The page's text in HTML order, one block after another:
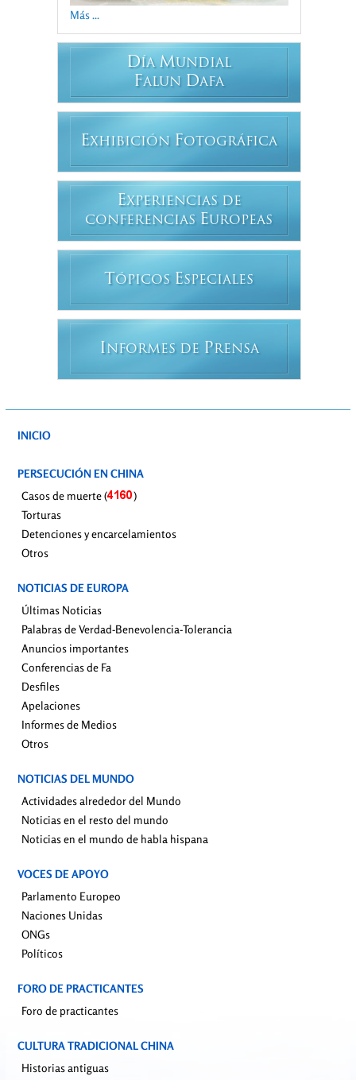
Más ...
DÍA MUNDIAL
FALUN DAFA
EXHIBICIÓN FOTOGRÁFICA
EXPERIENCIAS DE
CONFERENCIAS EUROPEAS
T ÓPICOS ESPECIALES
INFORMES DE PRENSA
INICIO
PERSECUCIÓN EN CHINA
Casos de muerte (
)
Torturas
Detenciones y encarcelamientos
Otros
NOTICIAS DE EUROPA
Últimas Noticias
Palabras de Verdad-Benevolencia-Tolerancia
Anuncios importantes
Conferencias de Fa
Desfiles
Apelaciones
Informes de Medios
Otros
NOTICIAS DEL MUNDO
Actividades alrededor del Mundo
Noticias en el resto del mundo
Noticias en el mundo de habla hispana
VOCES DE APOYO
Parlamento Europeo
Naciones Unidas
ONGs
Políticos
FORO DE PRACTICANTES
Foro de practicantes
CULTURA TRADICIONAL CHINA
Historias antiguas